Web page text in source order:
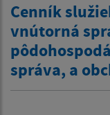
Cenník
vnútorná
správa, a